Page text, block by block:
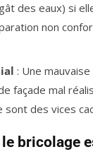
des eaux) si
non
: Une
façade mal
sont des vices
bricolage